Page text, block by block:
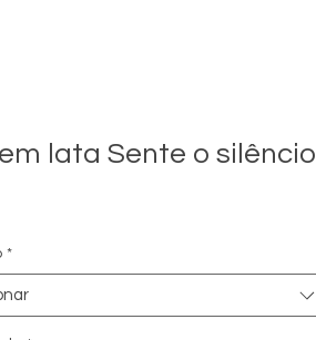
lata Sente o silêncio
*